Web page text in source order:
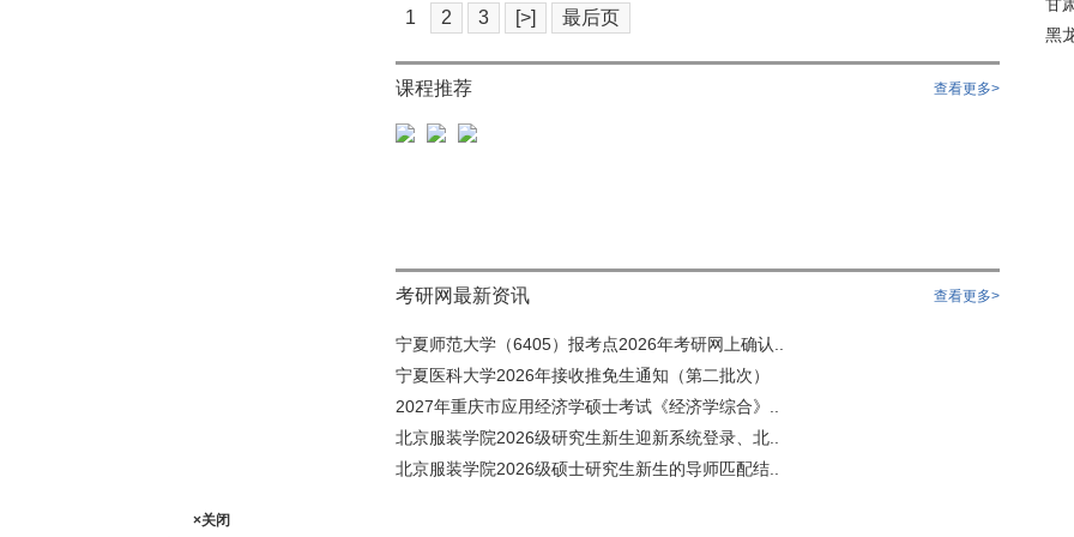
1 2 3 [>] 最后页
课程推荐 查看更多>
考研网最新资讯 查看更多>
宁夏师范大学（6405）报考点2026年考研网上确认..
宁夏医科大学2026年接收推免生通知（第二批次）
2027年重庆市应用经济学硕士考试《经济学综合》..
北京服装学院2026级研究生新生迎新系统登录、北..
北京服装学院2026级硕士研究生新生的导师匹配结..
黑
×关闭